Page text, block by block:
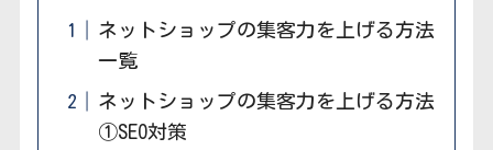
ネットショップの集客力を上げる方法
一覧
ネットショップの集客力を上げる方法
①SEO対策